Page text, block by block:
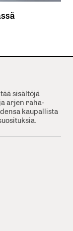
sisältöjä
arjen raha-
kaupallista